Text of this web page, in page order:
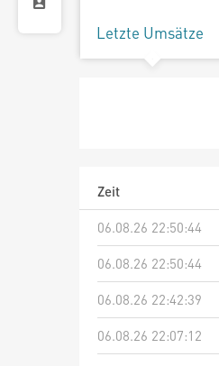
Letzte Umsätze
Zeit
06.08.26 22:50:44
06.08.26 22:50:44
06.08.26 22:42:39
06.08.26 22:07:12